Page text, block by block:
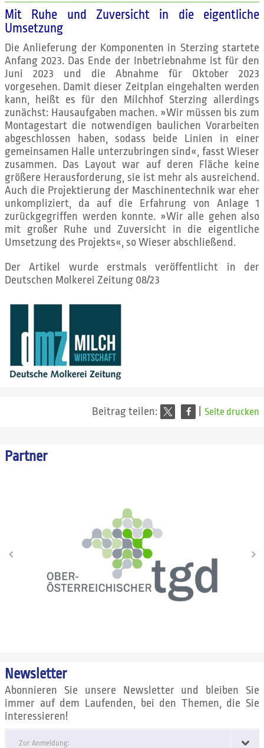
Mit Ruhe und Zuversicht in die eigentliche
Umsetzung
Die Anlieferung der Komponenten in Sterzing startete
Anfang 2023. Das Ende der Inbetriebnahme ist für den
Juni 2023 und die Abnahme für Oktober 2023
vorgesehen. Damit dieser Zeitplan eingehalten werden
kann, heißt es für den Milchhof Sterzing allerdings
zunächst: Hausaufgaben machen. »Wir müssen bis zum
Montagestart die notwendigen baulichen Vorarbeiten
abgeschlossen haben, sodass beide Linien in einer
gemeinsamen Halle unterzubringen sind«, fasst Wieser
zusammen. Das Layout war auf deren Fläche keine
größere Herausforderung, sie ist mehr als ausreichend.
Auch die Projektierung der Maschinentechnik war eher
unkompliziert, da auf die Erfahrung von Anlage 1
zurückgegriffen werden konnte. »Wir alle gehen also
mit großer Ruhe und Zuversicht in die eigentliche
Umsetzung des Projekts«, so Wieser abschließend.
Der Artikel wurde erstmals veröffentlicht in der
Deutschen Molkerei Zeitung 08/23
Beitrag teilen: Seite drucken
Partner
Newsletter
Abonnieren Sie unsere Newsletter und bleiben Sie
immer auf dem Laufenden, bei den Themen, die Sie
interessieren!
Zur Anmeldung: